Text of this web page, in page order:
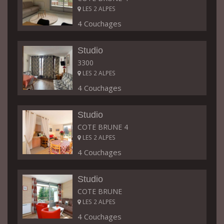
LES 2 ALPES
4 Couchages
Studio
3300
LES 2 ALPES
4 Couchages
Studio
COTE BRUNE 4
LES 2 ALPES
4 Couchages
Studio
COTE BRUNE
LES 2 ALPES
4 Couchages